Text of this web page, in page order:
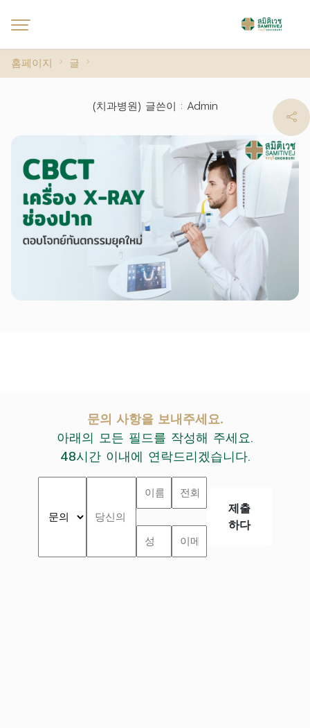
홈페이지 글
(치과병원) 글쓴이 : Admin
문의 사항을 보내주세요.
아래의 모든 필드를 작성해 주세요.
48시간 이내에 연락드리겠습니다.
제출
하다